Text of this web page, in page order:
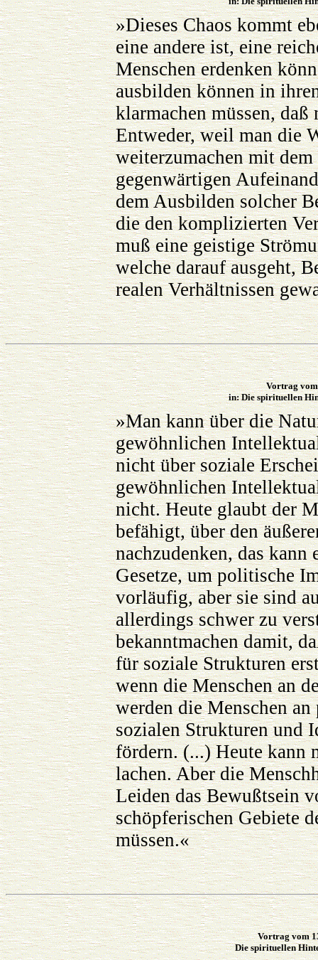
»Dieses Chaos kommt
eine andere ist, eine
Menschen erdenken
ausbilden können in
klarmachen müssen,
Entweder, weil man die
weiterzumachen mit
gegenwärtigen
dem Ausbilden solcher
die den komplizierten
muß eine geistige
welche darauf ausgeht,
realen Verhältnissen
Vortrag
in: Die spirituellen
»Man kann über die
gewöhnlichen
nicht über soziale
gewöhnlichen
nicht. Heute glaubt der
befähigt, über den
nachzudenken, das kann
Gesetze, um politische
vorläufig, aber sie sind
allerdings schwer zu
bekanntmachen damit,
für soziale Strukturen
wenn die Menschen an
werden die Menschen
sozialen Strukturen und
fördern. (...) Heute kann
lachen. Aber die
Leiden das Bewußtsein
schöpferischen Gebiete
müssen.«
Vortrag vom
Die spirituellen